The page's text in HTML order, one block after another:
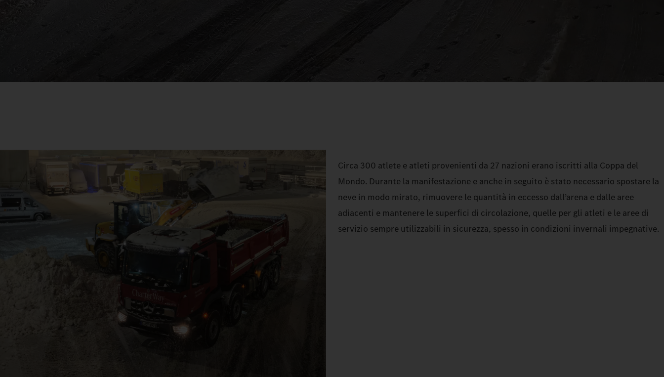
Circa 300 atlete e atleti provenienti da 27 nazioni erano iscritti alla Coppa del
Mondo. Durante la manifestazione e anche in seguito è stato necessario spostare la
neve in modo mirato, rimuovere le quantità in eccesso dall’arena e dalle aree
adiacenti e mantenere le superfici di circolazione, quelle per gli atleti e le aree di
servizio sempre utilizzabili in sicurezza, spesso in condizioni invernali impegnative.